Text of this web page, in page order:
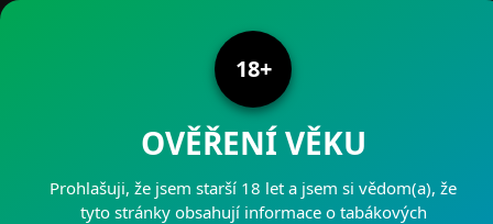
18+
OVĚŘENÍ VĚKU
Prohlašuji, že jsem starší 18 let a jsem si vědom(a), že
tyto stránky obsahují informace o tabákových